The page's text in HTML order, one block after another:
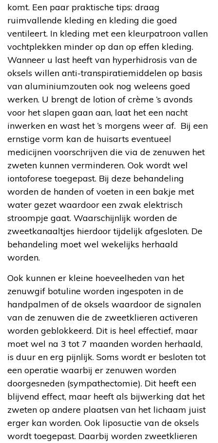
komt. Een paar praktische tips: draag
ruimvallende kleding en kleding die goed
ventileert. In kleding met een kleurpatroon vallen
vochtplekken minder op dan op effen kleding.
Wanneer u last heeft van hyperhidrosis van de
oksels willen anti-transpiratiemiddelen op basis
van aluminiumzouten ook nog weleens goed
werken. U brengt de lotion of crème ‘s avonds
voor het slapen gaan aan, laat het een nacht
inwerken en wast het ’s morgens weer af. Bij een
ernstige vorm kan de huisarts eventueel
medicijnen voorschrijven die via de zenuwen het
zweten kunnen verminderen. Ook wordt wel
iontoforese toegepast. Bij deze behandeling
worden de handen of voeten in een bakje met
water gezet waardoor een zwak elektrisch
stroompje gaat. Waarschijnlijk worden de
zweetkanaaltjes hierdoor tijdelijk afgesloten. De
behandeling moet wel wekelijks herhaald
worden.
Ook kunnen er kleine hoeveelheden van het
zenuwgif botuline worden ingespoten in de
handpalmen of de oksels waardoor de signalen
van de zenuwen die de zweetklieren activeren
worden geblokkeerd. Dit is heel effectief, maar
moet wel na 3 tot 7 maanden worden herhaald,
is duur en erg pijnlijk. Soms wordt er besloten tot
een operatie waarbij er zenuwen worden
doorgesneden (sympathectomie). Dit heeft een
blijvend effect, maar heeft als bijwerking dat het
zweten op andere plaatsen van het lichaam juist
erger kan worden. Ook liposuctie van de oksels
wordt toegepast. Daarbij worden zweetklieren